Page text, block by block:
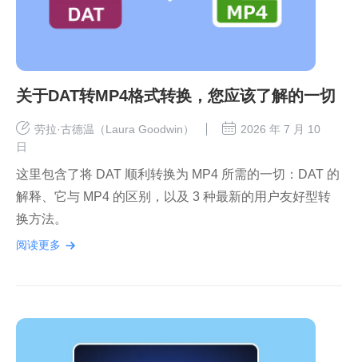
关于DAT转MP4格式转换，您应该了解的一切
劳拉·古德温（Laura Goodwin）
2026 年 7 月 10
日
这里包含了将 DAT 顺利转换为 MP4 所需的一切：DAT 的
解释、它与 MP4 的区别，以及 3 种最新的用户友好型转
换方法。
阅读更多